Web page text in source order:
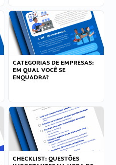
CATEGORIAS DE EMPRESAS:
EM QUAL VOCÊ SE
ENQUADRA?
CHECKLIST: QUESTÕES